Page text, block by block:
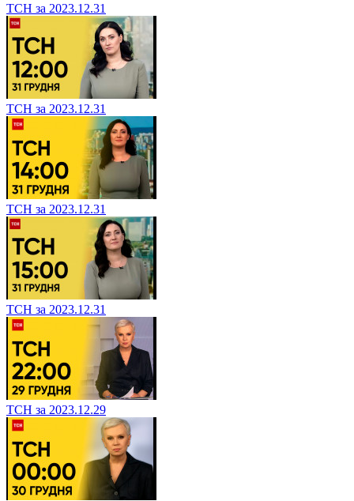
ТСН за 2023.12.31
ТСН за 2023.12.31
ТСН за 2023.12.31
ТСН за 2023.12.31
ТСН за 2023.12.29